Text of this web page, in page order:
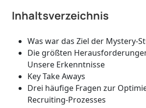
Inhaltsverzeichnis
Was war das Ziel der Mystery-
Die größten
Unsere Erkenntnisse
Key Take Aways
Drei häufige Fragen zur
Recruiting-Prozesses